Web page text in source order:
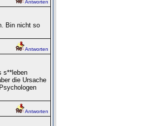
Antworten
Bin nicht so
Antworten
s**leben
die Ursache
Antworten